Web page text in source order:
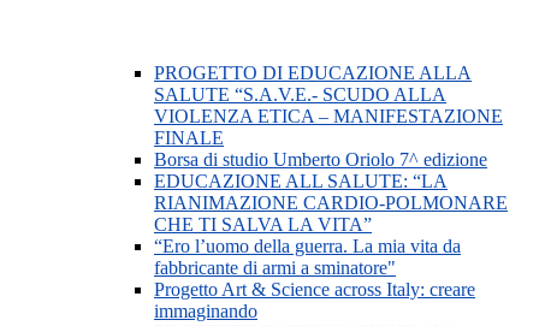
PROGETTO DI EDUCAZIONE ALLA
SALUTE “S.A.V.E.- SCUDO ALLA
VIOLENZA ETICA – MANIFESTAZIONE
FINALE
Borsa di studio Umberto Oriolo 7^ edizione
EDUCAZIONE ALL SALUTE: “LA
RIANIMAZIONE CARDIO-POLMONARE
CHE TI SALVA LA VITA”
“Ero l’uomo della guerra. La mia vita da
fabbricante di armi a sminatore"
Progetto Art & Science across Italy: creare
immaginando